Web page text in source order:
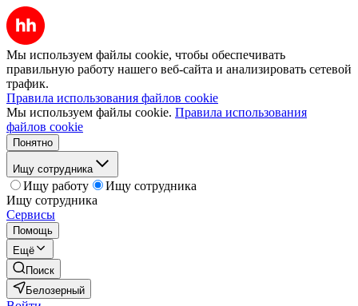
Мы используем файлы cookie, чтобы обеспечивать
правильную работу нашего веб-сайта и анализировать сетевой
трафик.
Правила использования файлов cookie
Мы используем файлы cookie. Правила использования
файлов cookie
Понятно
Ищу сотрудника
Ищу работу
Ищу сотрудника
Ищу сотрудника
Сервисы
Помощь
Ещё
Поиск
Белозерный